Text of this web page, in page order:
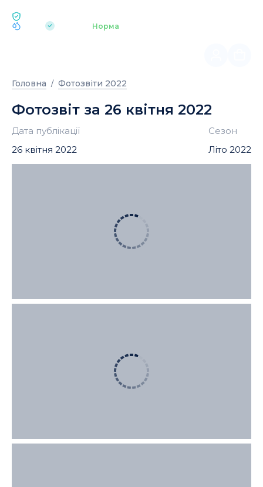
| Норма
Головна Фотозвіти 2022
Фотозвіт за 26 квітня 2022
Дата публікації
26 квітня 2022
Сезон
Літо 2022